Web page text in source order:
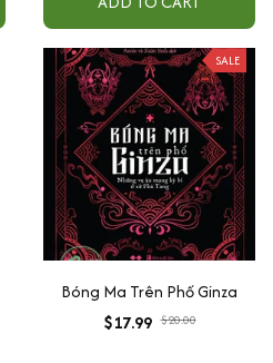
SALE
Bóng Ma Trên Phố Ginza
$17.99 $20.00